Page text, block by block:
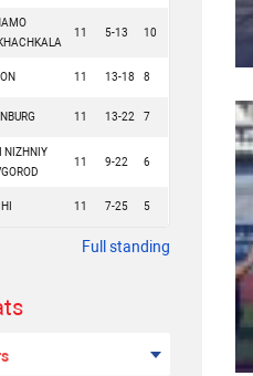
11 5-13 10
11 13-18 8
11 13-22 7
NIZHNIY
11 9-22 6
11 7-25 5
Full standing